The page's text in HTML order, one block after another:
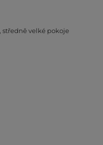
středně velké pokoje